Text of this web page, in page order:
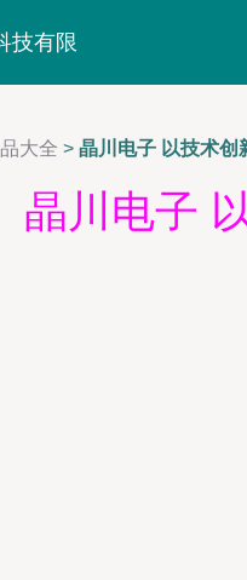
技有限
大全 > 晶川电子 以技术创
晶川电子